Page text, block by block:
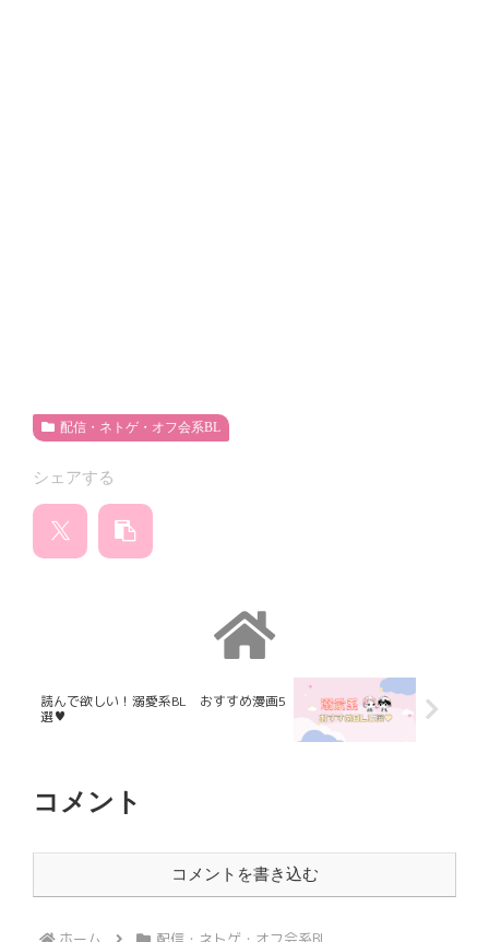
配信・ネトゲ・オフ会系BL
シェアする
読んで欲しい！溺愛系BL おすすめ漫画5
選♥
コメント
コメントを書き込む